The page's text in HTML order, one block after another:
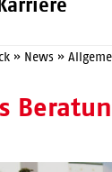
Karriere
» News »